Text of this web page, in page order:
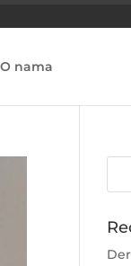
O nama